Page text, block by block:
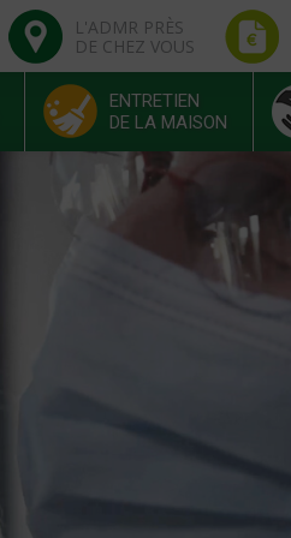
L'ADMR PRÈS
DE CHEZ VOUS
ENTRETIEN
DE LA MAISON